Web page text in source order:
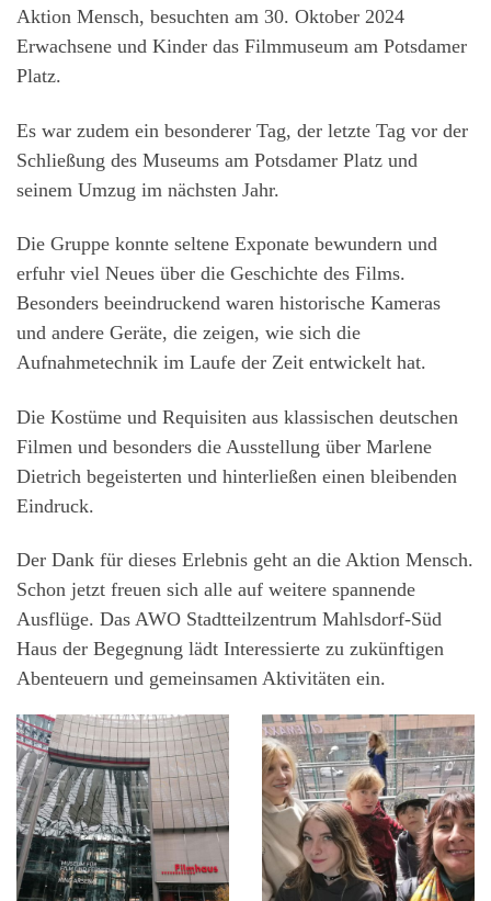
Aktion Mensch, besuchten am 30. Oktober 2024
Erwachsene und Kinder das Filmmuseum am Potsdamer
Platz.
Es war zudem ein besonderer Tag, der letzte Tag vor der
Schließung des Museums am Potsdamer Platz und
seinem Umzug im nächsten Jahr.
Die Gruppe konnte seltene Exponate bewundern und
erfuhr viel Neues über die Geschichte des Films.
Besonders beeindruckend waren historische Kameras
und andere Geräte, die zeigen, wie sich die
Aufnahmetechnik im Laufe der Zeit entwickelt hat.
Die Kostüme und Requisiten aus klassischen deutschen
Filmen und besonders die Ausstellung über Marlene
Dietrich begeisterten und hinterließen einen bleibenden
Eindruck.
Der Dank für dieses Erlebnis geht an die Aktion Mensch.
Schon jetzt freuen sich alle auf weitere spannende
Ausflüge. Das AWO Stadtteilzentrum Mahlsdorf-Süd
Haus der Begegnung lädt Interessierte zu zukünftigen
Abenteuern und gemeinsamen Aktivitäten ein.